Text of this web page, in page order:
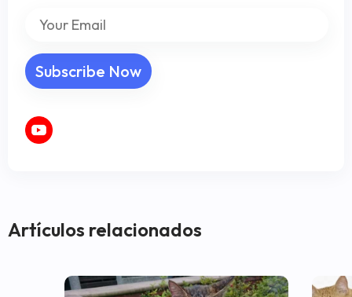
Artículos relacionados